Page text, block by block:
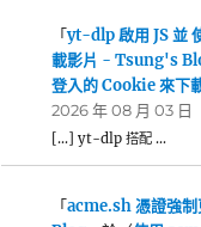
「yt-dlp 啟用 JS 並
載影片 - Tsung's
登入的 Cookie 來下
2026 年 08 月 03 日
[…] yt-dlp 搭配 …
「acme.sh 憑證強